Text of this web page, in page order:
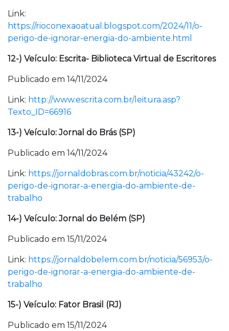
Link:
https://rioconexaoatual.blogspot.com/2024/11/o-
perigo-de-ignorar-energia-do-ambiente.html
12-) Veículo: Escrita- Biblioteca Virtual de Escritores
Publicado em 14/11/2024
Link: http://www.escrita.com.br/leitura.asp?
Texto_ID=66916
13-) Veículo: Jornal do Brás (SP)
Publicado em 14/11/2024
Link: https://jornaldobras.com.br/noticia/43242/o-
perigo-de-ignorar-a-energia-do-ambiente-de-
trabalho
14-) Veículo: Jornal do Belém (SP)
Publicado em 15/11/2024
Link: https://jornaldobelem.com.br/noticia/56953/o-
perigo-de-ignorar-a-energia-do-ambiente-de-
trabalho
15-) Veículo: Fator Brasil (RJ)
Publicado em 15/11/2024